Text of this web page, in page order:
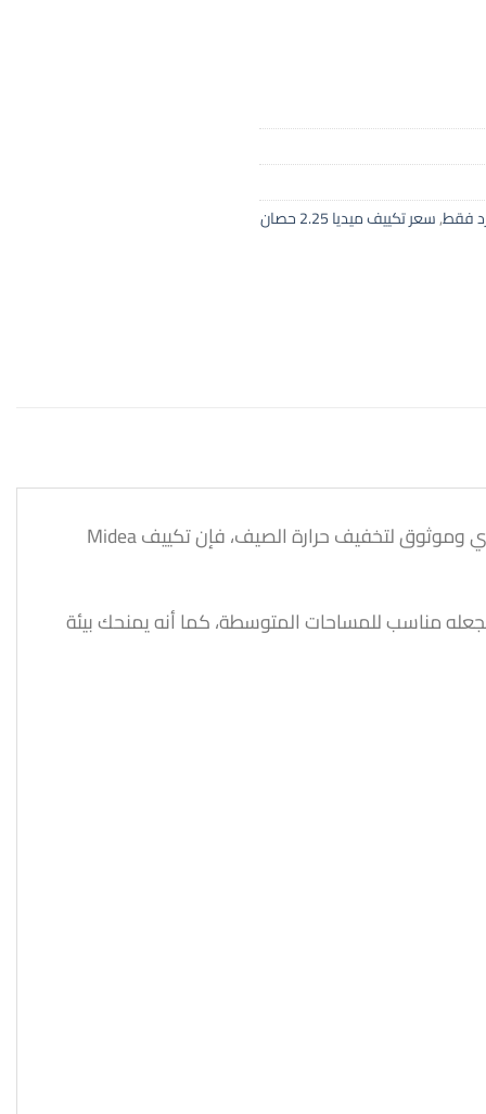
, سعر تكييف ميديا 2.25 حصان
استمتع بأجواء منعشة وراحة لا مثيل لها مع تكييف ميديا ميشن برو 2.25 حصان – بارد فقط، فإذا كنت تبحث عن تكييف قوي وموثوق لتخفيف حرارة الصيف، فإن تكييف Midea
مناسب للمساحات المتوسطة، كما أنه يمنحك بيئة